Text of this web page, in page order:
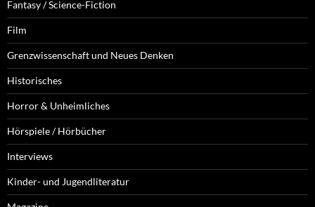
Fantasy / Science-Fiction
Film
Grenzwissenschaft und Neues Denken
Historisches
Horror & Unheimliches
Hörspiele / Hörbücher
Interviews
Kinder- und Jugendliteratur